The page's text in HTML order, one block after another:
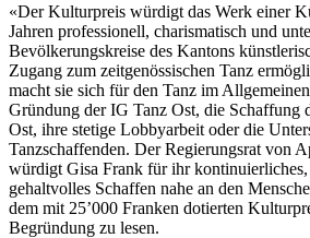
«Der Kulturpreis würdigt das Werk einer
Jahren professionell, charismatisch und
Bevölkerungskreise des Kantons
Zugang zum zeitgenössischen Tanz
macht sie sich für den Tanz im
Gründung der IG Tanz Ost, die Schaffung
Ost, ihre stetige Lobbyarbeit oder die
Tanzschaffenden. Der Regierungsrat von
würdigt Gisa Frank für ihr kontinuierliches,
gehaltvolles Schaffen nahe an den
dem mit 25’000 Franken dotierten
Begründung zu lesen.